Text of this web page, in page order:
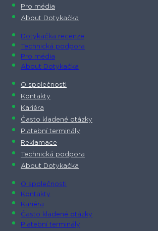
Pro média
About Dotykačka
Dotykačka recenze
Technická podpora
Pro média
About Dotykačka
O společnosti
Kontakty
Kariéra
Často kladené otázky
Platební terminály
Reklamace
Technická podpora
About Dotykačka
O společnosti
Kontakty
Kariéra
Často kladené otázky
Platební terminály